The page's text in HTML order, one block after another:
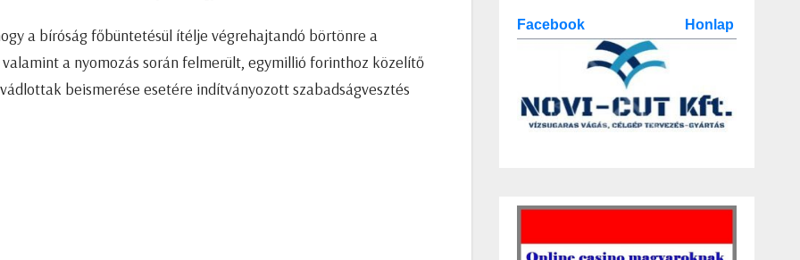
a bíróság főbüntetésül ítélje végrehajtandó börtönre a
a nyomozás során felmerült, egymillió forinthoz közelítő
beismerése esetére indítványozott szabadságvesztés
Facebook Honlap